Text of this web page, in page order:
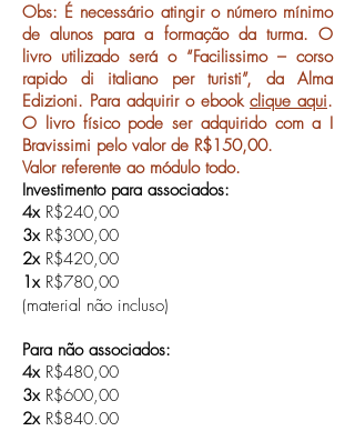
Obs: É necessário atingir o número mínimo
de alunos para a formação da turma. O
livro utilizado será o “Facilissimo – corso
rapido di italiano per turisti”, da Alma
Edizioni. Para adquirir o ebook clique aqui.
O livro físico pode ser adquirido com a I
Bravissimi pelo valor de R$150,00.
Valor referente ao módulo todo.
Investimento para associados:
4x R$240,00
3x R$300,00
2xR$420,00
1xR$780,00
(material não incluso)
Para não associados:
4x R$480,00
3x R$600,00
2x R$840,00